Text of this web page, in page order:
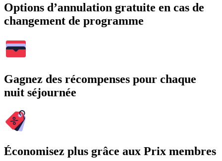
Options d’annulation gratuite en cas de
changement de programme
Gagnez des récompenses pour chaque
nuit séjournée
Économisez plus grâce aux Prix membres